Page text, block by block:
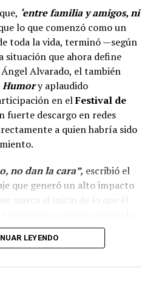
‘entre familia y amigos, ni
lo que comenzó como un
toda la vida, terminó —según
que ahora define
Alvarado, el también
Humory aplaudido
en elFestival de
fuerte descargo en redes
a quien habría sido
no dan la cara”, escribió el
que generó un alto impacto
marca el inicio de lo que él
ya ha
LEYENDO